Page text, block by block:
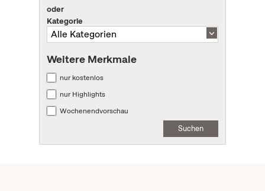
oder
Kategorie
Weitere Merkmale
nur kostenlos
nur Highlights
Wochenendvorschau
Suchen